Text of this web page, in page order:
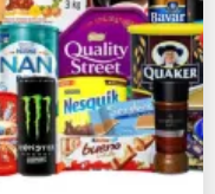
の皆さまに信用でき
の意見や業界評判に
が紹介されること